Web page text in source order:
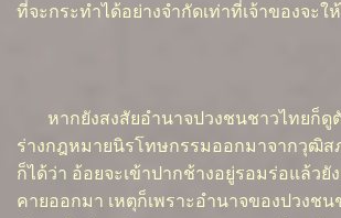
ที่จะกระทำได้อย่างจำกัดเท่าที่เจ้าของจะใ
หากยังสงสัยอำนาจปวงชนชาวไทยก็ดู
ร่างกฎหมายนิรโทษกรรมออกมาจากวุฒิ
ก็ได้ว่า อ้อยจะเข้าปากช้างอยู่รอมร่อแล้วยั
คายออกมา เหตุก็เพราะอำนาจของปวงช